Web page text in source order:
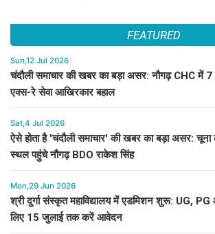
FEATURED
Sun,12 Jul 2026
चंदौली समाचार की खबर का बड़ा असर: नौगढ़ CHC में
एक्स-रे सेवा आखिरकार बहाल
Sat,4 Jul 2026
ऐसे होता है 'चंदौली समाचार' की खबर का बड़ा असर:
स्थल पहुंचे नौगढ़ BDO राकेश सिंह
Mon,29 Jun 2026
श्री दुर्गा संस्कृत महाविद्यालय में एडमिशन शुरू: UG, PG
लिए 15 जुलाई तक करें आवेदन